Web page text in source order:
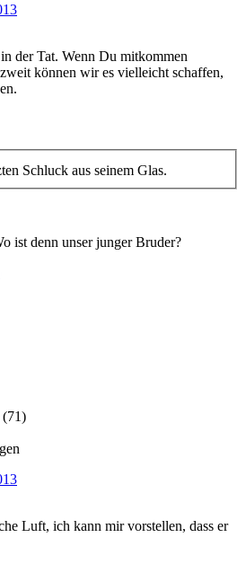
der Tat. Wenn Du mitkommen
können wir es vielleicht schaffen,
Schluck aus seinem Glas.
ist denn unser junger Bruder?
(71)
Luft, ich kann mir vorstellen, dass er